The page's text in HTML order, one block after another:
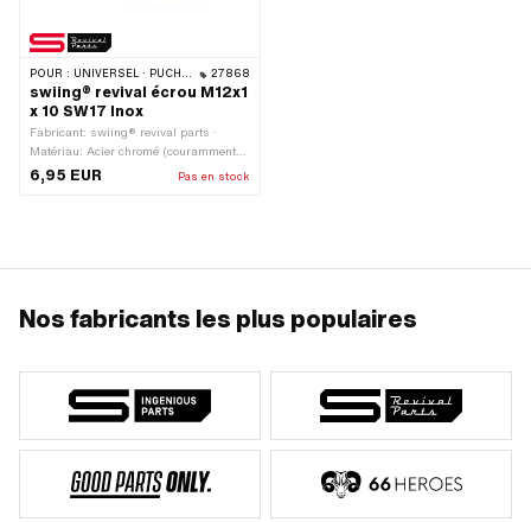
POUR : UNIVERSEL · PUCH · SACHS 27868
swiing® revival écrou M12x1
x 10 SW17 Inox
Fabricant: swiing® revival parts ·
Matériau: Acier chromé (couramment
appelé Nirosta) · Type de filetage:
de serrage: 17 mm · Classe de
6,95 EUR Pas en stock
Nos fabricants les plus populaires